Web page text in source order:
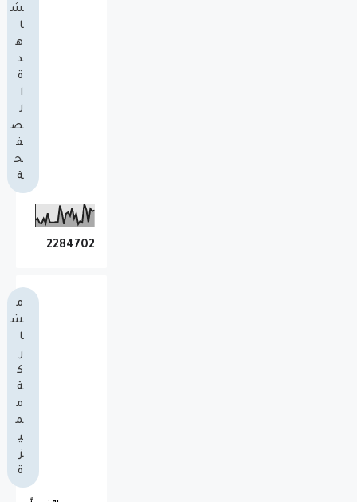
ش
ا
ه
د
ة
ا
ل
ص
ف
ح
ة
2284702
م
ش
ا
ر
ك
ة
م
م
ي
ز
ة